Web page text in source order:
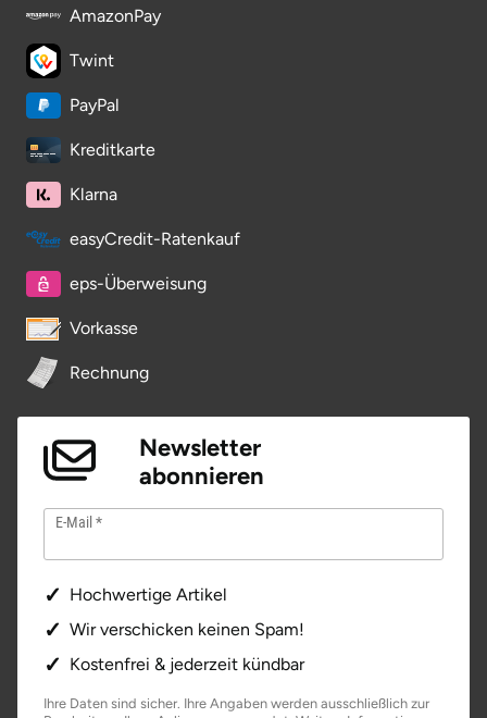
AmazonPay
Twint
PayPal
Kreditkarte
Klarna
easyCredit-Ratenkauf
eps-Überweisung
Vorkasse
Rechnung
Newsletter
abonnieren
E-Mail
Hochwertige Artikel
Wir verschicken keinen Spam!
Kostenfrei & jederzeit kündbar
Ihre Daten sind sicher. Ihre Angaben werden ausschließlich zur
Pirna
Plön
Potsdam
Regensburg
Rendsburg Eckernförde
Rheine
Rodgau
Rostock
Rottweil
Rügen